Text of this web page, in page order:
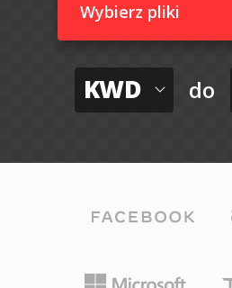
Wybierz pliki
KWD do